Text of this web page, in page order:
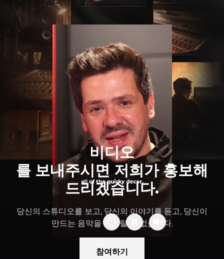
비디오
를 보내주시면 저희가 홍보해
드리겠습니다.
당신의 스튜디오를 보고, 당신의 이야기를 듣고, 당신이
만드는 음악을 기다릴 수 없습니다.
참여하기